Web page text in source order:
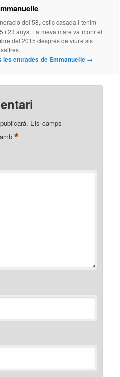
del 58, estic casada i tenim
i 23 anys. La meva mare va morir el
del 2015 després de viure sis
les entrades de Emmanuelle →
Els camps
*